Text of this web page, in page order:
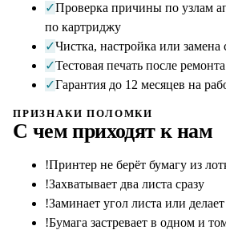
✓Проверка причины по узлам
по картриджу
✓Чистка, настройка или замена
✓Тестовая печать после ремонта
✓Гарантия до 12 месяцев на
ПРИЗНАКИ ПОЛОМКИ
С чем приходят к нам
!Принтер не берёт бумагу из
!Захватывает два листа сразу
!Заминает угол листа или
!Бумага застревает в одном и